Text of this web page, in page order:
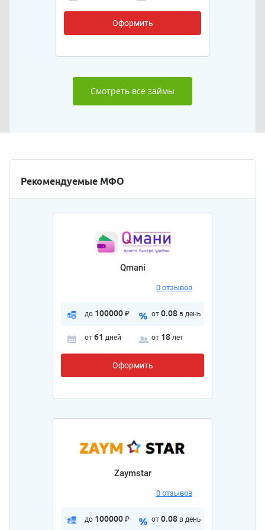
Оформить
Смотреть все займы
Рекомендуемые МФО
Qmani
0 отзывов
до 100000 ₽ от 0.08 в день
от 61 дней от 18 лет
Оформить
Zaymstar
0 отзывов
до 100000 ₽ от 0.08 в день